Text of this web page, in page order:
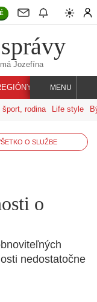
Jozefína
INDEX SVET
MENU
šport, rodina Life style
O SLUŽBE
o
nedostatočne